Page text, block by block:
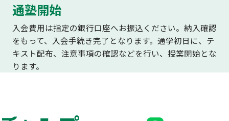
通塾開始
入会費用は指定の銀行口座へお振込ください。納入確認
をもって、入会手続き完了となります。通学初日に、テ
キスト配布、注意事項の確認などを行い、授業開始とな
ります。